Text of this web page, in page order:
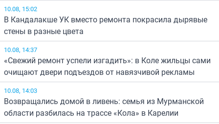
10.08, 15:02
В Кандалакше УК вместо ремонта покрасила дырявые
стены в разные цвета
10.08, 14:37
«Свежий ремонт успели изгадить»: в Коле жильцы сами
очищают двери подъездов от навязчивой рекламы
10.08, 14:03
Возвращались домой в ливень: семья из Мурманской
области разбилась на трассе «Кола» в Карелии